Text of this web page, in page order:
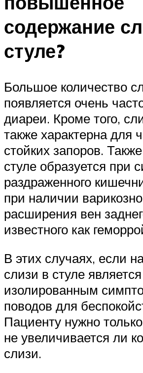
содержание
стуле?
Большое количество
появляется очень
диареи. Кроме того,
также характерна для
стойких запоров.
стуле образуется при
раздраженного
при наличии
расширения вен
известного как
В этих случаях, если
слизи в стуле является
изолированным
поводов для
Пациенту нужно
не увеличивается ли
слизи.